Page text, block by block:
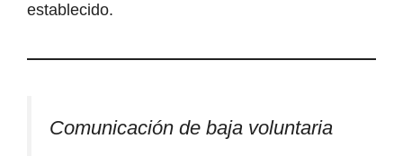
establecido.
Comunicación de baja voluntaria